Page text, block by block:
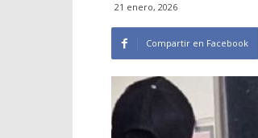
21 enero, 2026
Compartir en Facebook